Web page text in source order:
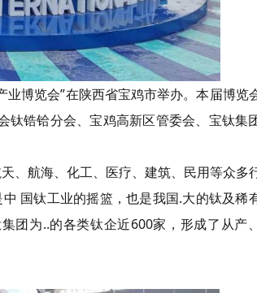
业博览会”在陕西省宝鸡市举办。本届博览
钛锆铪分会、宝鸡高新区管委会、宝钛集
、航海、化工、医疗、建筑、民用等众多
国钛工业的摇篮，也是我国.大的钛及稀
团为..的各类钛企近600家，形成了从产、